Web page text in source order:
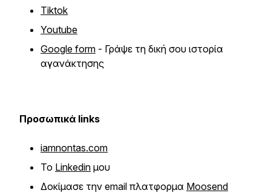
Tiktok
Youtube
Google form - Γράψε τη δική σου ιστορία
αγανάκτησης
Προσωπικά links
iamnontas.com
Το Linkedin μου
Δοκίμασε την email πλατφορμα Moosend